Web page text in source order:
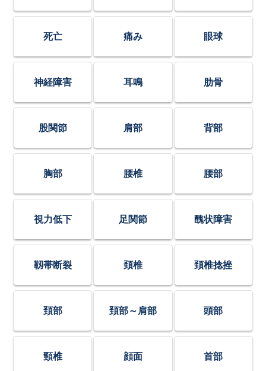
死亡 痛み 眼球
神経障害 耳鳴 肋骨
股関節 肩部 背部
胸部 腰椎 腰部
視力低下 足関節 醜状障害
靱帯断裂 頚椎 頚椎捻挫
頚部 頚部～肩部 頭部
頸椎 顔面 首部